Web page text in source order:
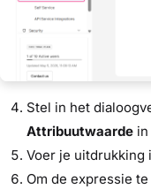
Stel in het
Attribuutwaarde
Voer je uitdrukking
Om de expressie